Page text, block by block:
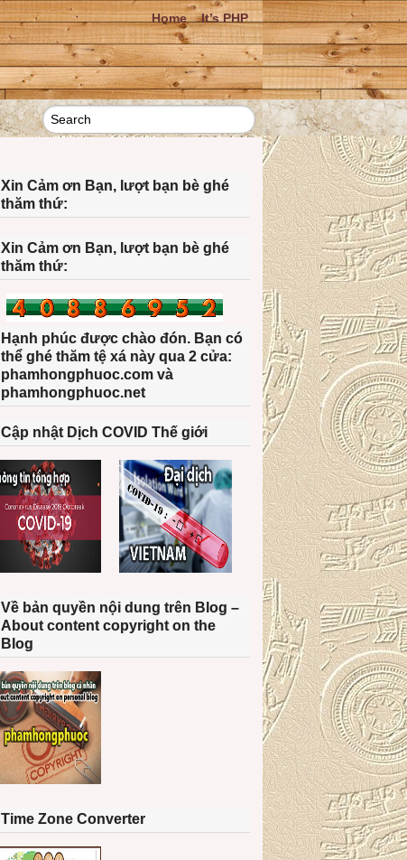
Home It’s PHP
Xin Cảm ơn Bạn, lượt bạn bè ghé
thăm thứ:
Xin Cảm ơn Bạn, lượt bạn bè ghé
thăm thứ:
Hạnh phúc được chào đón. Bạn có
thể ghé thăm tệ xá này qua 2 cửa:
phamhongphuoc.com và
phamhongphuoc.net
Cập nhật Dịch COVID Thế giới
Về bản quyền nội dung trên Blog –
About content copyright on the
Blog
Time Zone Converter